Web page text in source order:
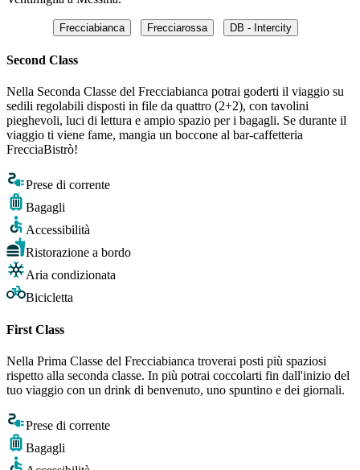
Frecciabianca Frecciarossa DB - Intercity
Second Class
Nella Seconda Classe del Frecciabianca potrai goderti il viaggio su
sedili regolabili disposti in file da quattro (2+2), con tavolini
pieghevoli, luci di lettura e ampio spazio per i bagagli. Se durante il
viaggio ti viene fame, mangia un boccone al bar-caffetteria
FrecciaBistrò!
Prese di corrente
Bagagli
Accessibilità
Ristorazione a bordo
Aria condizionata
Bicicletta
First Class
Nella Prima Classe del Frecciabianca troverai posti più spaziosi
rispetto alla seconda classe. In più potrai coccolarti fin dall'inizio del
tuo viaggio con un drink di benvenuto, uno spuntino e dei giornali.
Prese di corrente
Bagagli